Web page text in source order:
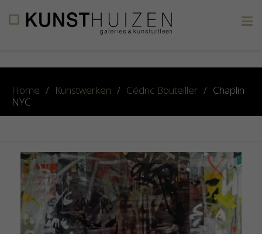
Home / Kunstwerken / Cédric Bouteiller / Chaplin
NYC